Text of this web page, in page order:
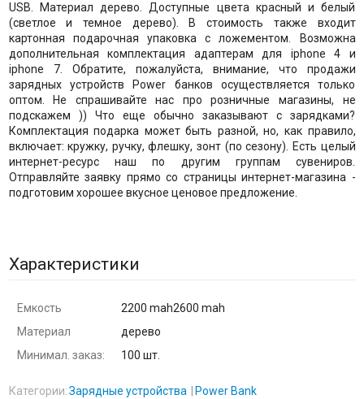
USB. Материал дерево. Доступные цвета красный и белый
(светлое и темное дерево). В стоимость также входит
картонная подарочная упаковка с ложементом. Возможна
дополнительная комплектация адаптерам для iphone 4 и
iphone 7. Обратите, пожалуйста, внимание, что продажи
зарядных устройств Power банков осуществляется только
оптом. Не спрашивайте нас про розничные магазины, не
подскажем )) Что еще обычно заказывают с зарядками?
Комплектация подарка может быть разной, но, как правило,
включает: кружку, ручку, флешку, зонт (по сезону). Есть целый
интернет-ресурс наш по другим группам сувениров.
Отправляйте заявку прямо со страницы интернет-магазина -
подготовим хорошее вкусное ценовое предложение.
Характеристики
Емкость
2200 mah2600 mah
Материал
дерево
Минимал. заказ:
100 шт.
Категории:Зарядные устройства Power Bank